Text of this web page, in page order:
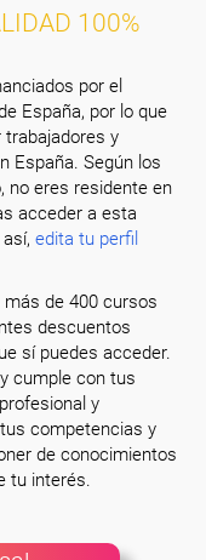
100%
por el
España, por lo que
trabajadores y
España. Según los
no eres residente en
acceder a esta
así,edita tu perfil
de 400 cursos
descuentos
sí puedes acceder.
cumple con tus
y
competencias y
de conocimientos
tu interés.